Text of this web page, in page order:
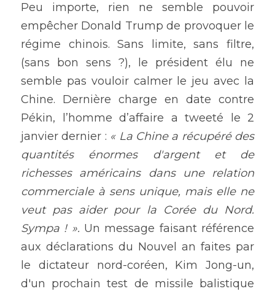
Peu importe, rien ne semble pouvoir
empêcher Donald Trump de provoquer le
régime chinois. Sans limite, sans filtre,
(sans bon sens ?), le président élu ne
semble pas vouloir calmer le jeu avec la
Chine. Dernière charge en date contre
Pékin, l’homme d’affaire a tweeté le 2
janvier dernier : « La Chine a récupéré des
quantités énormes d'argent et de
richesses américains dans une relation
commerciale à sens unique, mais elle ne
veut pas aider pour la Corée du Nord.
Sympa ! ». Un message faisant référence
aux déclarations du Nouvel an faites par
le dictateur nord-coréen, Kim Jong-un,
d'un prochain test de missile balistique